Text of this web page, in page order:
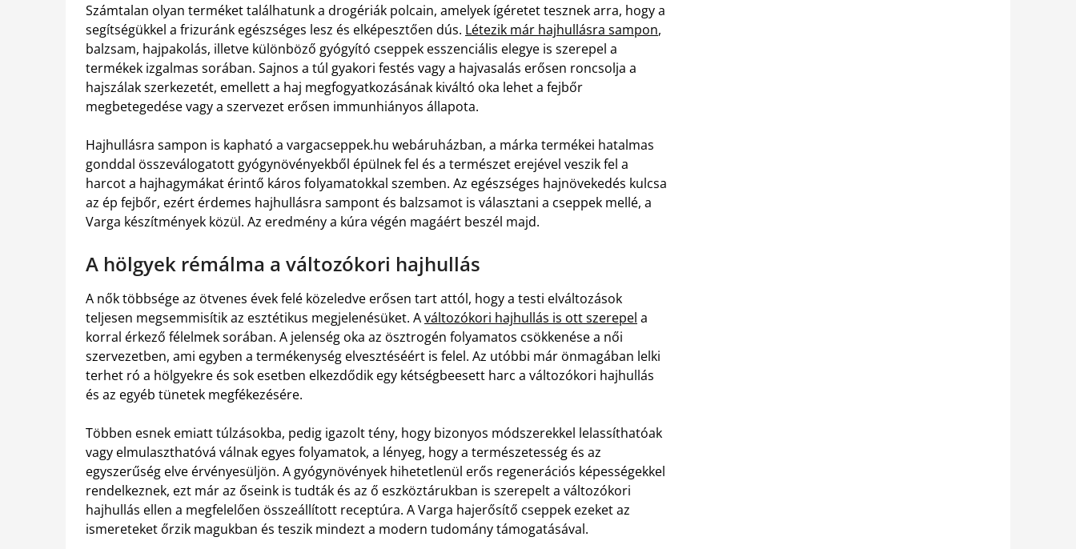
Számtalan olyan terméket találhatunk a drogériák polcain, amelyek ígéretet tesznek arra, hogy a
segítségükkel a frizuránk egészséges lesz és elképesztően dús. Létezik már hajhullásra sampon,
balzsam, hajpakolás, illetve különböző gyógyító cseppek esszenciális elegye is szerepel a
termékek izgalmas sorában. Sajnos a túl gyakori festés vagy a hajvasalás erősen roncsolja a
hajszálak szerkezetét, emellett a haj megfogyatkozásának kiváltó oka lehet a fejbőr
megbetegedése vagy a szervezet erősen immunhiányos állapota.
Hajhullásra sampon is kapható a vargacseppek.hu webáruházban, a márka termékei hatalmas
gonddal összeválogatott gyógynövényekből épülnek fel és a természet erejével veszik fel a
harcot a hajhagymákat érintő káros folyamatokkal szemben. Az egészséges hajnövekedés kulcsa
az ép fejbőr, ezért érdemes hajhullásra sampont és balzsamot is választani a cseppek mellé, a
Varga készítmények közül. Az eredmény a kúra végén magáért beszél majd.
A hölgyek rémálma a változókori hajhullás
A nők többsége az ötvenes évek felé közeledve erősen tart attól, hogy a testi elváltozások
teljesen megsemmisítik az esztétikus megjelenésüket. Aváltozókori hajhullás is ott szerepel a
korral érkező félelmek sorában. A jelenség oka az ösztrogén folyamatos csökkenése a női
szervezetben, ami egyben a termékenység elvesztéséért is felel. Az utóbbi már önmagában lelki
terhet ró a hölgyekre és sok esetben elkezdődik egy kétségbeesett harc a változókori hajhullás
és az egyéb tünetek megfékezésére.
Többen esnek emiatt túlzásokba, pedig igazolt tény, hogy bizonyos módszerekkel lelassíthatóak
vagy elmulaszthatóvá válnak egyes folyamatok, a lényeg, hogy a természetesség és az
egyszerűség elve érvényesüljön. A gyógynövények hihetetlenül erős regenerációs képességekkel
rendelkeznek, ezt már az őseink is tudták és az ő eszköztárukban is szerepelt a változókori
hajhullás ellen a megfelelően összeállított receptúra. A Varga hajerősítő cseppek ezeket az
ismereteket őrzik magukban és teszik mindezt a modern tudomány támogatásával.